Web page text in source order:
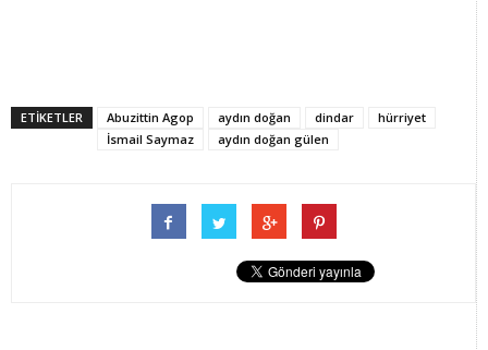
ETİKETLER Abuzittin Agop aydın doğan dindar
hürriyet
İsmail Saymaz
aydın doğan gülen